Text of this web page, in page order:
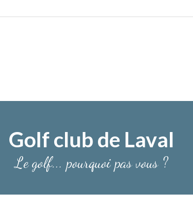
Golf club de Laval
Le golf... pourquoi pas vous ?